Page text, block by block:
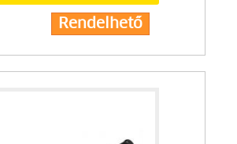
Rendelhető